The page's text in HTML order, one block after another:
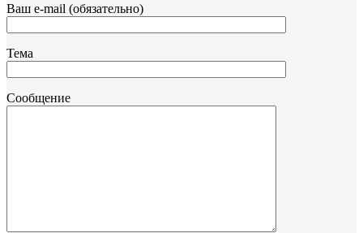
Ваш e-mail (обязательно)
Тема
Сообщение